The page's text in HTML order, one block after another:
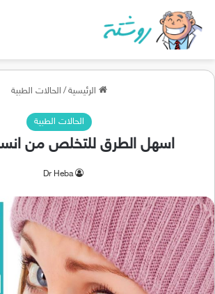
الرئيسية/ الحالات الطبية
الحالات الطبية
اسهل الطرق للتخلص من
Dr Heba